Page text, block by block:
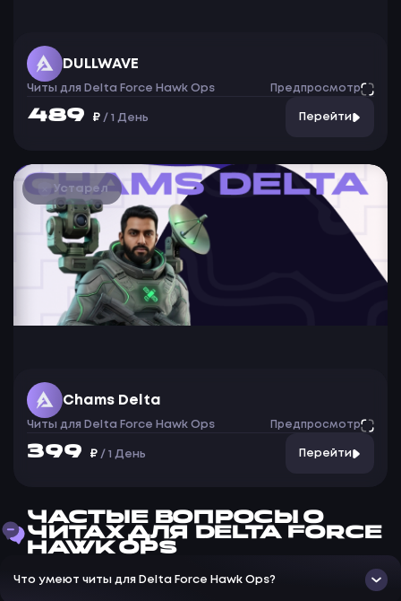
DULLWAVE
Читы для Delta Force Hawk Ops Предпросмотр
489 ₽ / 1 День Перейти
Устарел
Chams Delta
Читы для Delta Force Hawk Ops Предпросмотр
399 ₽ / 1 День Перейти
ЧАСТЫЕ ВОПРОСЫ О
ЧИТАХ ДЛЯ DELTA FORCE
HAWK OPS
Что умеют читы для Delta Force Hawk Ops?